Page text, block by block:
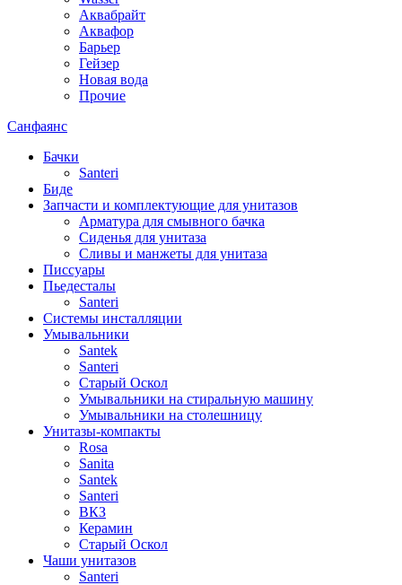
Аквабрайт
Аквафор
Барьер
Гейзер
Новая вода
Прочие
Санфаянс
Бачки
Santeri
Биде
Запчасти и комплектующие для унитазов
Арматура для смывного бачка
Сиденья для унитаза
Сливы и манжеты для унитаза
Писсуары
Пьедесталы
Santeri
Системы инсталляции
Умывальники
Santek
Santeri
Старый Оскол
Умывальники на стиральную машину
Умывальники на столешницу
Унитазы-компакты
Rosa
Sanita
Santek
Santeri
ВКЗ
Керамин
Старый Оскол
Чаши унитазов
Santeri